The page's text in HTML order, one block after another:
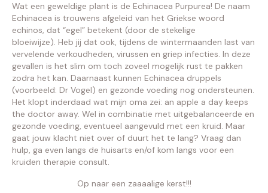
Wat een geweldige plant is de Echinacea Purpurea! De naam
Echinacea is trouwens afgeleid van het Griekse woord
echinos, dat “egel” betekent (door de stekelige
bloeiwijze). Heb jij dat ook, tijdens de wintermaanden last van
vervelende verkoudheden, virussen en griep infecties. In deze
gevallen is het slim om toch zoveel mogelijk rust te pakken
zodra het kan. Daarnaast kunnen Echinacea druppels
(voorbeeld: Dr Vogel) en gezonde voeding nog ondersteunen.
Het klopt inderdaad wat mijn oma zei: an apple a day keeps
the doctor away. Wel in combinatie met uitgebalanceerde en
gezonde voeding, eventueel aangevuld met een kruid. Maar
gaat jouw klacht niet over of duurt het te lang? Vraag dan
hulp, ga even langs de huisarts en/of kom langs voor een
kruiden therapie consult.
Op naar een zaaaalige kerst!!!